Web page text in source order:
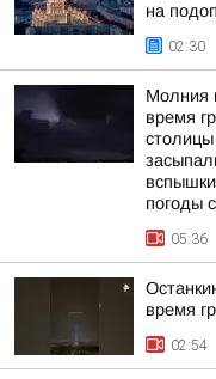
на
02:30
Молния
время
столицы
погоды
05:36
время
02:54